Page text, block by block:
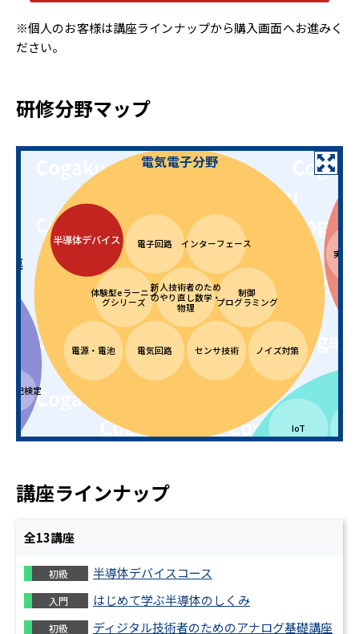
※個人のお客様は講座ラインナップから購入画面へお進みく
ださい。
研修分野マップ
EV・電動モビリ
ティ入門
ティ モータ・イ
IoT
体験型eラーニン
グシリーズ
新人技術者のため
のやり直し数学・
物理
電気回路
電子回路
半導体デバイス インターフェース
センサ技術
電源・電池
制御
プログラミング
ノイズ対策
実験
機化学・セラミ
ックス
・電気化化学プロセス
簿記検定
電気電子分野
野
連
講座ラインナップ
全13講座
初級 半導体デバイスコース
入門 はじめて学ぶ半導体のしくみ
初級 ディジタル技術者のためのアナログ基礎講座